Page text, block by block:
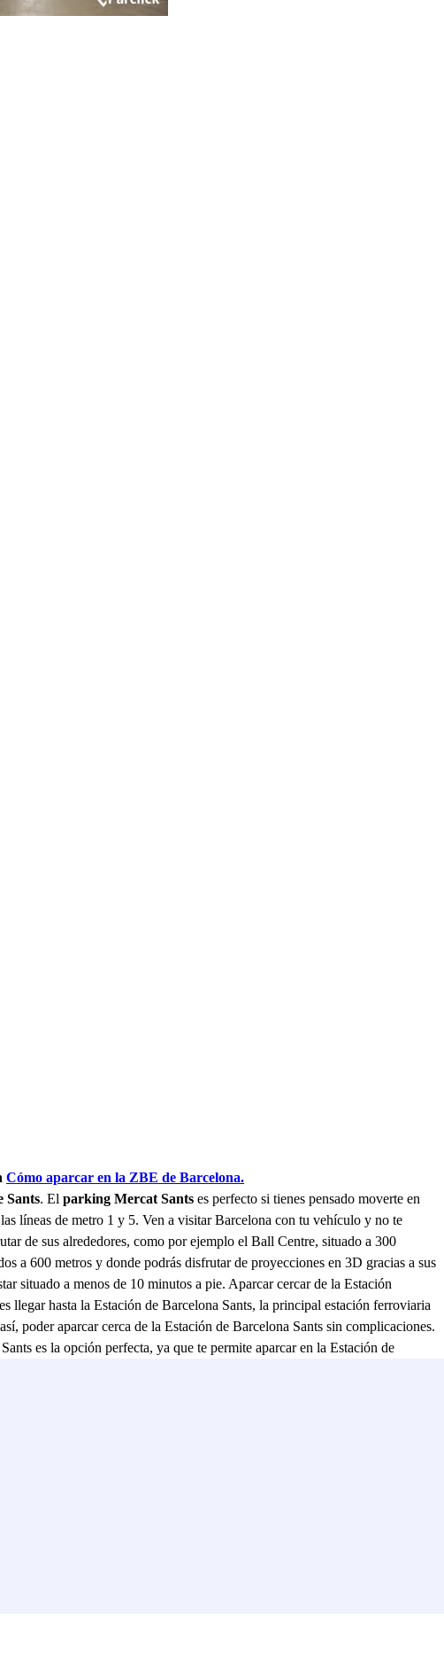
Cómo aparcar en la ZBE de Barcelona.
Sants. El parking Mercat Sants es perfecto si tienes pensado moverte en
líneas de metro 1 y 5. Ven a visitar Barcelona con tu vehículo y no te
de sus alrededores, como por ejemplo el Ball Centre, situado a 300
a 600 metros y donde podrás disfrutar de proyecciones en 3D gracias a sus
situado a menos de 10 minutos a pie. Aparcar cercar de la Estación
llegar hasta la Estación de Barcelona Sants, la principal estación ferroviaria
poder aparcar cerca de la Estación de Barcelona Sants sin complicaciones.
es la opción perfecta, ya que te permite aparcar en la Estación de